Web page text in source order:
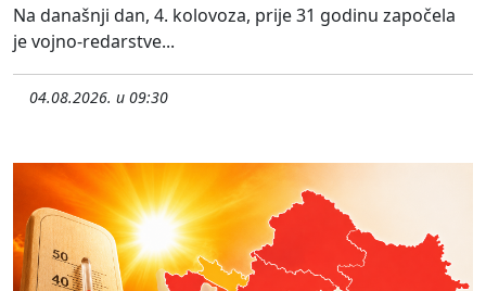
Na današnji dan, 4. kolovoza, prije 31 godinu započela
je vojno-redarstve...
04.08.2026. u 09:30